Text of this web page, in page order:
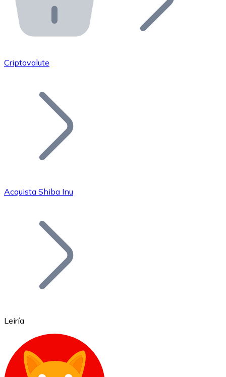
API Bitnovo
Integra la nostra API nel tuo ecosistema.
Unisciti alla nostra rete di rivenditori e
Aggiungi il token del tuo progetto al nostro servizio di
Bitcoin
Ethereum
Criptovalute
Acquista Shiba Inu
Leiría